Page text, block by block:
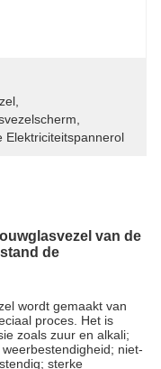
Elektriciteitspannerol
van de
de
wordt gemaakt van
proces. Het is
zoals zuur en alkali;
niet-
sterke